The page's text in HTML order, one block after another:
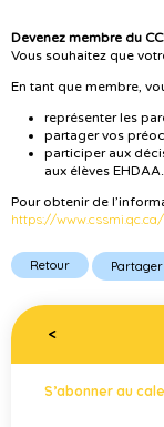
Devenez membre du
Vous souhaitez que
En tant que membre,
représenter les
partager vos
participer aux
aux élèves EHDAA.
Pour obtenir de
https://
Retour Partager
<
S’abonner au